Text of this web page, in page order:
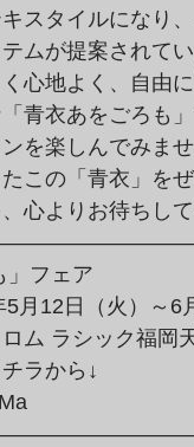
スタイルになり
ムが提案されて
心地よく、自由
青衣あをごろも
を楽しんでみま
この「青衣」を
心よりお待ちし
」フェア
月12日（火）～6
ム ラシック福岡
ラから↓